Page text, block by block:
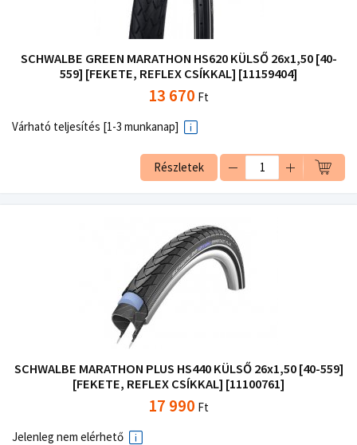
SCHWALBE GREEN MARATHON HS620 KÜLSŐ 26x1,50 [40-
559] [FEKETE, REFLEX CSÍKKAL] [11159404]
13 670 Ft
Várható teljesítés [1-3 munkanap]
Részletek
SCHWALBE MARATHON PLUS HS440 KÜLSŐ 26x1,50 [40-559]
[FEKETE, REFLEX CSÍKKAL] [11100761]
17 990 Ft
Jelenleg nem elérhető